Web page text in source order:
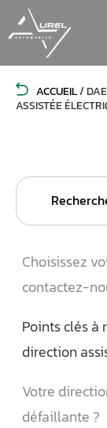
ACCUEIL/
ASSISTÉE
Search
Choisissez
contactez-
Points clés à
direction
Votre
défaillante ?